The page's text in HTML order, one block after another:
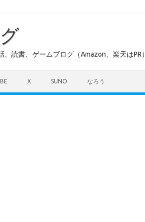
、読書、ゲームブログ（Amazon、楽天はPR）
X SUNO なろう